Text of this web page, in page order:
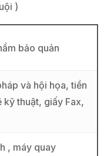
)
bảo quản
và hội họa, tiền
kỹ thuật, giấy Fax,
, máy quay